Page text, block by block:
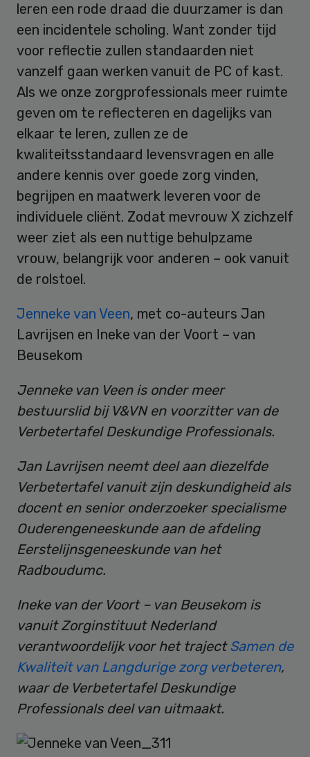
leren een rode draad die duurzamer is dan
een incidentele scholing. Want zonder tijd
voor reflectie zullen standaarden niet
vanzelf gaan werken vanuit de PC of kast.
Als we onze zorgprofessionals meer ruimte
geven om te reflecteren en dagelijks van
elkaar te leren, zullen ze de
kwaliteitsstandaard levensvragen en alle
andere kennis over goede zorg vinden,
begrijpen en maatwerk leveren voor de
individuele cliënt. Zodat mevrouw X zichzelf
weer ziet als een nuttige behulpzame
vrouw, belangrijk voor anderen – ook vanuit
de rolstoel.
Jenneke van Veen, met co-auteurs Jan
Lavrijsen en Ineke van der Voort – van
Beusekom
Jenneke van Veen is onder meer
bestuurslid bij V&VN en voorzitter van de
Verbetertafel Deskundige Professionals.
Jan Lavrijsen neemt deel aan diezelfde
Verbetertafel vanuit zijn deskundigheid als
docent en senior onderzoeker specialisme
Ouderengeneeskunde aan de afdeling
Eerstelijnsgeneeskunde van het
Radboudumc.
Ineke van der Voort – van Beusekom is
vanuit Zorginstituut Nederland
verantwoordelijk voor het trajectSamen de
Kwaliteit van Langdurige zorg verbeteren,
waar de Verbetertafel Deskundige
Professionals deel van uitmaakt.